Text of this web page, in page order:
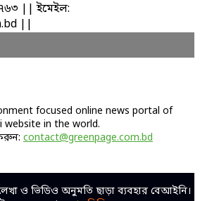
|| ইমেইল:
||
focused online news portal of
website in the world.
contact@greenpage.com.bd
ও ভিডিও অনুমতি ছাড়া ব্যবহার বেআইনি।